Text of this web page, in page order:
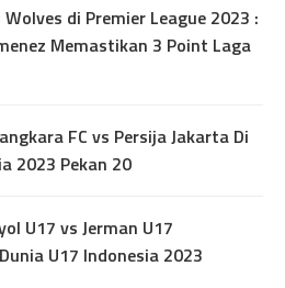
di Premier League 2023 :
Memastikan 3 Point Laga
FC vs Persija Jakarta Di
2023 Pekan 20
U17 vs Jerman U17
U17 Indonesia 2023